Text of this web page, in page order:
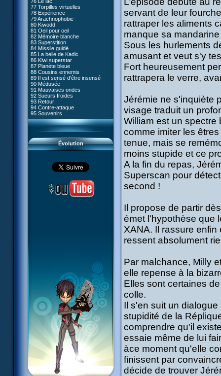
77 Torpilles virtuelles
78 Expérience
79 Arachnophobie
80 Kiwodd
81 Oeil pour oeil
82 Mémoire blanche
83 Superstition
84 Missile guidé
85 La belle de Kadic
86 Kiwi superstar
87 Planète bleue
88 Cousins ennemis
89 Il est sensé d'être insensé
90 Médusée
91 Mauvaises ondes
92 Sueurs froides
93 Retour
94 Contre-attaque
95 Souvenirs
Évolution
#05 - Rivalité
#06 - Soupçons
#07 - Compte-à-rebours
#08 - Virus
#09 - Comment tromper XANA
#10 - Le réveil du guerrier
#11 - Rendez-vous
#12 - Chaos à Kadic
#13 - Vendredi 13
#14 - Intrusion
#15 - Les sans-codes
#16 - Confusion
#17 - Un avenir professionnel
assuré
#18 - Obstination
#19 - Le piège
#20 - Espionnage
#21 - Faux-semblants
#22 - Mutinerie
#23 - Le blues de Jérémie
#24 - Paradoxe temporel
#25 - Hécatombe
#26 - Ultime mission
servant de leur
rattraper les aliments
manque sa
Sous les hurlements
amusant et veut s'y
Fort heureusement
rattrapera le verre,
Jérémie ne s'inquiète
visage traduit un
William est un
comme imiter les
tenue, mais se
moins stupide et ce
A la fin du repas,
Superscan pour
second !
Il propose de partir
émet l'hypothèse que
XANA. Il rassure
ressent absolument
Par malchance, Milly
elle repense à la
Elles sont certaines
colle.
Il s'en suit un
stupidité de la
comprendre qu'il
essaie même de lui
àce moment qu'elle
finissent par
décide de trouver